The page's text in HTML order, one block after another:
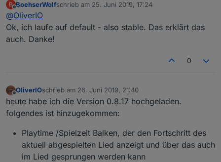
Ich habe gerade bei mir mal geschaut, da ich aktuell
arbeite, wird mir das Update auf 0.8.16 angeboten.
Aber nur wenn ich in den Einstellungen bei "Aktuellem
Verwahrungsort" auch "latest" einstelle.
B
Offline
BoehserWolfschrieb am 25. Juni 2019, 17:24
zuletzt editiert von
@OliverIO
Ok, ich laufe auf default - also stable. Das erklärt das
auch. Danke!
0
Offline
OliverIOschrieb am 26. Juni 2019, 21:40
zuletzt editiert von
heute habe ich die Version 0.8.17 hochgeladen.
folgendes ist hinzugekommen:
Playtime /Spielzeit Balken, der den Fortschritt des
aktuell abgespielten Lied anzeigt und über das auch
im Lied gesprungen werden kann